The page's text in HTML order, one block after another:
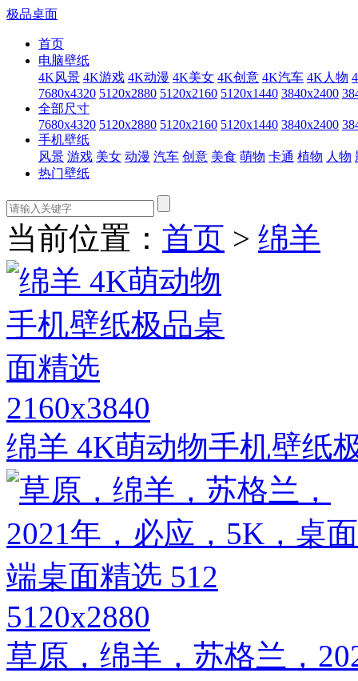
极品桌面
首页
电脑壁纸
4K风景 4K游戏 4K动漫 4K美女 4K创意 4K汽车 4K人物
7680x4320 5120x2880 5120x2160 5120x1440 3840x2400
全部尺寸
7680x4320 5120x2880 5120x2160 5120x1440 3840x2400
手机壁纸
风景 游戏 美女 动漫 汽车 创意 美食 萌物 卡通 植物 人物
热门壁纸
当前位置： 首页 > 绵羊
2160x3840
绵羊 4K萌动物手机壁纸
5120x2880
草原，绵羊，苏格兰，